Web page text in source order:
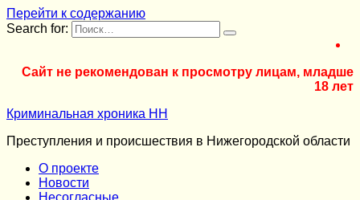
Перейти к содержанию
Search for:
Сайт не рекомендован к просмотру лицам, младше
18 лет
Криминальная хроника НН
Преступления и происшествия в Нижегородской области
О проекте
Новости
Несогласные